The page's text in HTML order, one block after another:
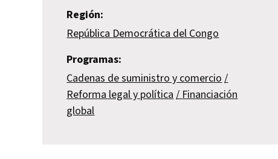
Región:
República Democrática del Congo
Programas:
Cadenas de suministro y comercio
Reforma legal y política Financiación
global